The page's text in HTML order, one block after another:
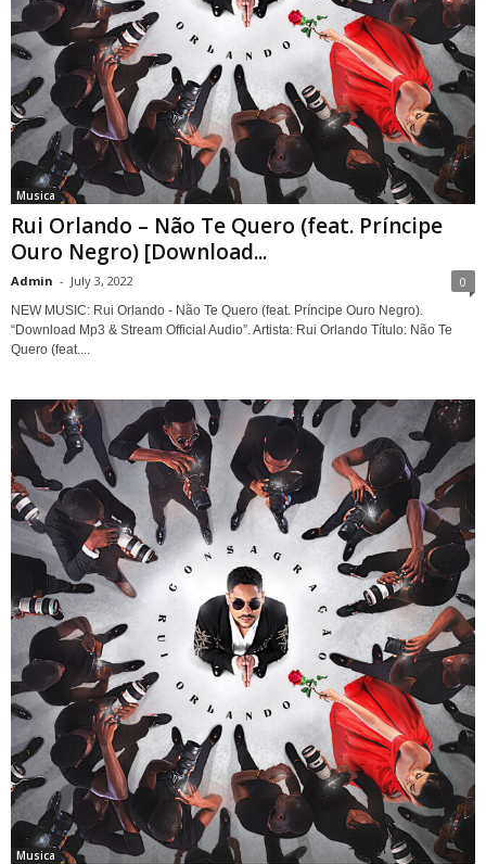
Musica
Rui Orlando – Não Te Quero (feat. Príncipe
Ouro Negro) [Download...
Admin - July 3, 2022 0
NEW MUSIC: Rui Orlando - Não Te Quero (feat. Príncipe Ouro Negro).
“Download Mp3 & Stream Official Audio”. Artista: Rui Orlando Título: Não Te
Quero (feat....
Musica